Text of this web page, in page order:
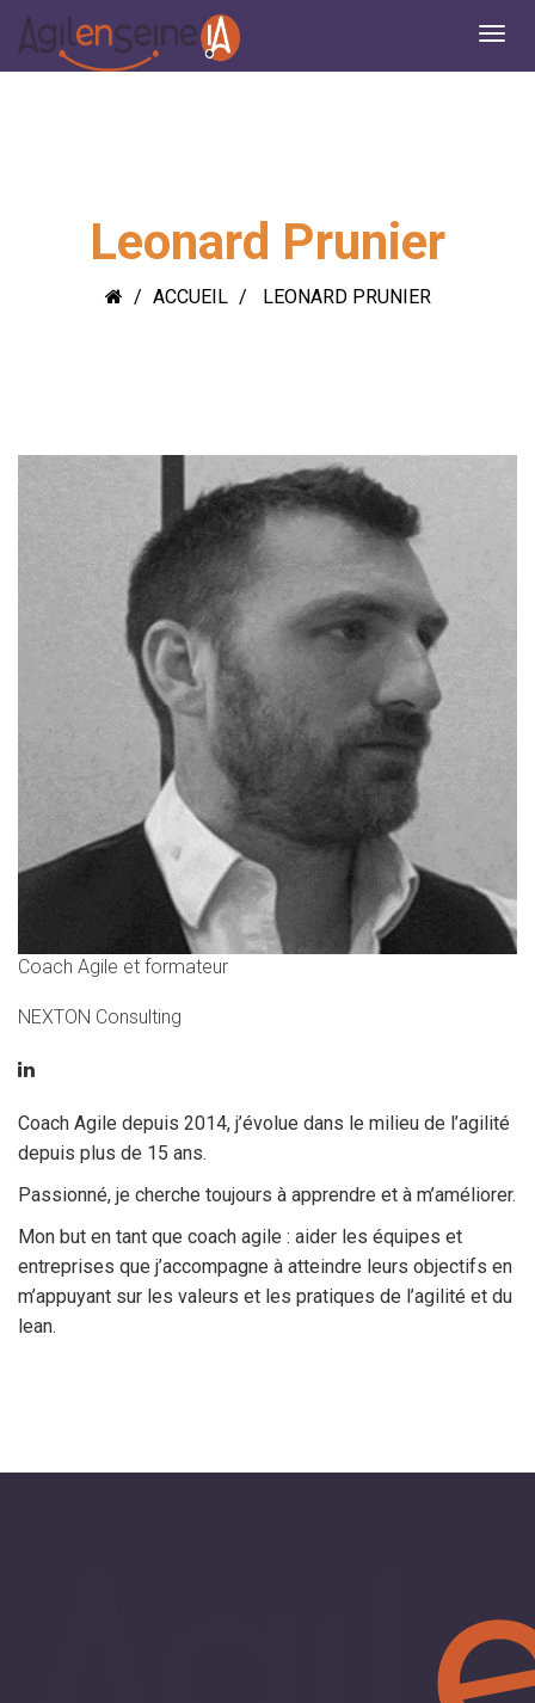
Leonard Prunier
ACCUEIL LEONARD PRUNIER
Coach Agile et formateur
NEXTON Consulting
Coach Agile depuis 2014, j’évolue dans le milieu de l’agilité
depuis plus de 15 ans.
Passionné, je cherche toujours à apprendre et à m’améliorer.
Mon but en tant que coach agile : aider les équipes et
entreprises que j’accompagne à atteindre leurs objectifs en
m’appuyant sur les valeurs et les pratiques de l’agilité et du
lean.